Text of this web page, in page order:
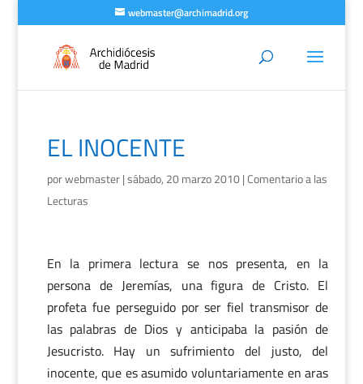
webmaster@archimadrid.org
EL INOCENTE
porwebmaster|sábado, 20 marzo 2010|Comentario a las
Lecturas
En la primera lectura se nos presenta, en la
persona de Jeremías, una figura de Cristo. El
profeta fue perseguido por ser fiel transmisor de
las palabras de Dios y anticipaba la pasión de
Jesucristo. Hay un sufrimiento del justo, del
inocente, que es asumido voluntariamente en aras